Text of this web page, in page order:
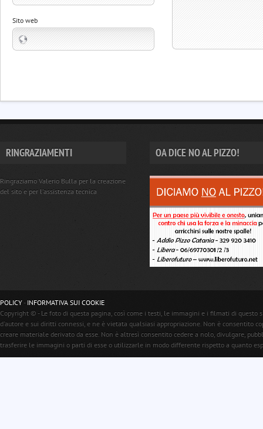
Sito web
RINGRAZIAMENTI
Ringraziamo Valerio Bulla per la creazione
del sito e per l'assistenza tecnica
OA DICE NO AL PIZZO!
POLICY- INFORMATIVA SUI COOKIE
Copyright © - Le foto di questa pagina, così come i testi, le immagini e i filmati di
d'autore e sui diritti connessi, e ne è vietata qualsiasi appropriazione. Non è consentito
creare materiale derivato da esse. Non è altresì consentito cedere a nolo, divulgare,
trasferire le immagini o parti di esse o utilizzarle in modo differente rispetto a quanto